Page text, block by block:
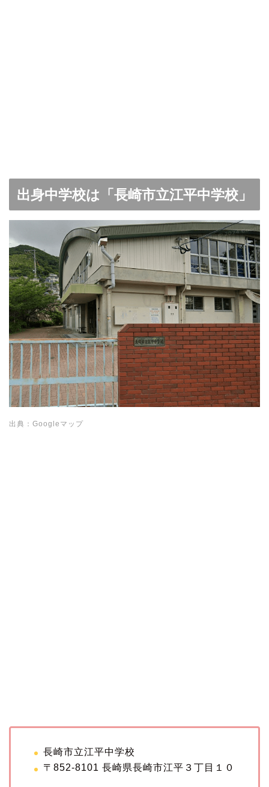
出身中学校は「長崎市立江平中学校」
出典：Googleマップ
長崎市立江平中学校
〒852-8101 長崎県長崎市江平３丁目１０